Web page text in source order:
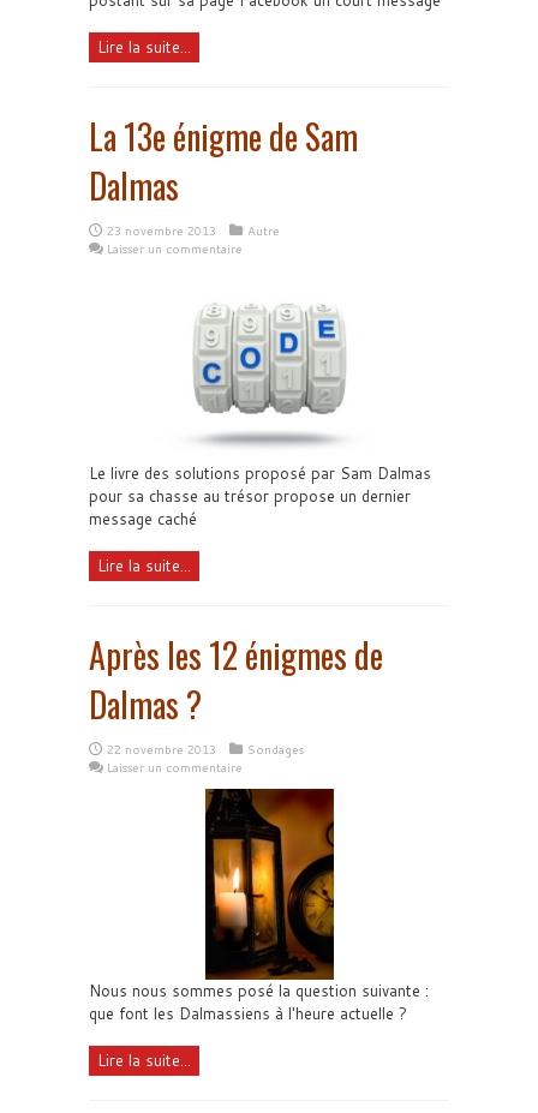
Lire la suite...
La 13e énigme de Sam
Dalmas
23 novembre 2013
Autre
Laisser un commentaire
Le livre des solutions proposé par Sam Dalmas
pour sa chasse au trésor propose un dernier
message caché
Lire la suite...
Après les 12 énigmes de
Dalmas ?
22 novembre 2013
Sondages
Laisser un commentaire
Nous nous sommes posé la question suivante :
que font les Dalmassiens à l'heure actuelle ?
Lire la suite...